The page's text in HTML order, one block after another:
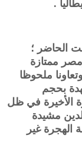
.
الحاضر ؛
ممتازة
ملحوظا
بحجم
الأخيرة في ظل
مشيدة
الهجرة غير